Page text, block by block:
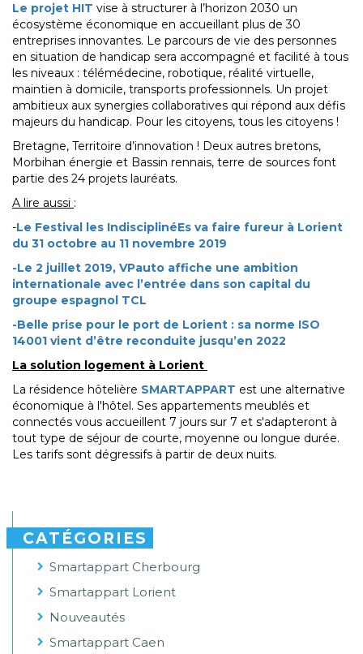
Le projet HIT vise à structurer à l’horizon 2030 un
écosystème économique en accueillant plus de 30
entreprises innovantes. Le parcours de vie des personnes
en situation de handicap sera accompagné et facilité à tous
les niveaux : télémédecine, robotique, réalité virtuelle,
maintien à domicile, transports professionnels. Un projet
ambitieux aux synergies collaboratives qui répond aux défis
majeurs du handicap. Pour les citoyens, tous les citoyens !
Bretagne, Territoire d’innovation ! Deux autres bretons,
Morbihan énergie et Bassin rennais, terre de sources font
partie des 24 projets lauréats.
A lire aussi :
-Le Festival les IndisciplinéEs va faire fureur à Lorient
du 31 octobre au 11 novembre 2019
-Le 2 juillet 2019, VPauto affiche une ambition
internationale avec l’entrée dans son capital du
groupe espagnol TCL
-Belle prise pour le port de Lorient : sa norme ISO
14001 vient d’être reconduite jusqu’en 2022
La solution logement à Lorient
La résidence hôtelière SMARTAPPART est une alternative
économique à l'hôtel. Ses appartements meublés et
connectés vous accueillent 7 jours sur 7 et s'adapteront à
tout type de séjour de courte, moyenne ou longue durée.
Les tarifs sont dégressifs à partir de deux nuits.
CATÉGORIES
Smartappart Cherbourg
Smartappart Lorient
Nouveautés
Smartappart Caen